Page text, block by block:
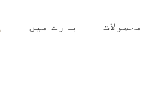
بارے میں محصولات